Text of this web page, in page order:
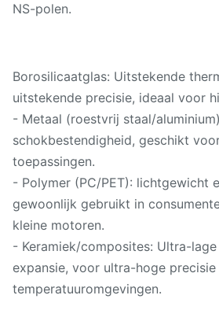
NS-polen.
Borosilicaatglas: Uitstekende
uitstekende precisie, ideaal voor
- Metaal (roestvrij staal/
schokbestendigheid, geschikt
toepassingen.
- Polymer (PC/PET): lichtgewicht
gewoonlijk gebruikt in
kleine motoren.
- Keramiek/composites: Ultra-
expansie, voor ultra-hoge
temperatuuromgevingen.